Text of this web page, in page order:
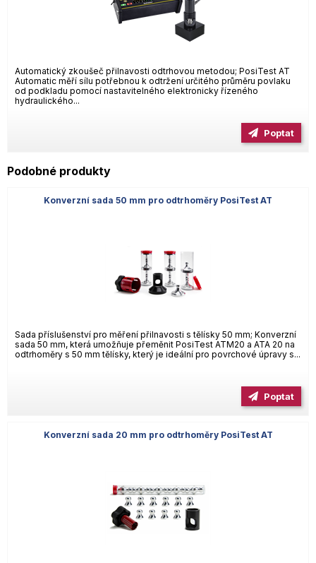
Automatický zkoušeč přilnavosti odtrhovou metodou; PosiTest AT
Automatic měří sílu potřebnou k odtržení určitého průměru povlaku
od podkladu pomocí nastavitelného elektronicky řízeného
hydraulického...
Poptat
Podobné produkty
Konverzní sada 50 mm pro odtrhoměry PosiTest AT
Sada příslušenství pro měření přilnavosti s tělísky 50 mm; Konverzní
sada 50 mm, která umožňuje přeměnit PosiTest ATM20 a ATA 20 na
odtrhoměry s 50 mm tělísky, který je ideální pro povrchové úpravy s...
Poptat
Konverzní sada 20 mm pro odtrhoměry PosiTest AT